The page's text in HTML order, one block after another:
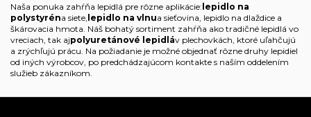
Naša ponuka zahŕňa lepidlá pre rôzne aplikácie:lepidlo na
polystyréna siete, lepidlo na vlnua sieťovina, lepidlo na dlaždice a
škárovacia hmota. Náš bohatý sortiment zahŕňa ako tradičné lepidlá vo
vreciach, tak ajpolyuretánové lepidláv plechovkách, ktoré uľahčujú
a zrýchľujú prácu. Na požiadanie je možné objednať rôzne druhy lepidiel
od iných výrobcov, po predchádzajúcom kontakte s naším oddelením
služieb zákazníkom.